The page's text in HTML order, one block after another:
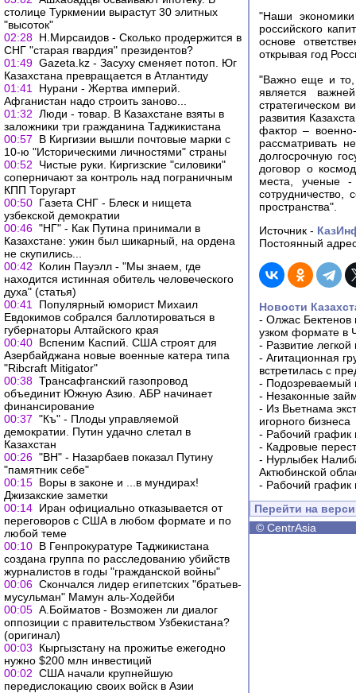
столице Туркмении вырастут 30 элитных
"высоток"
02:28 Н.Мирсаидов - Сколько продержится в
СНГ "старая гвардия" президентов?
01:49 Gazeta.kz - Засуху сменяет потоп. Юг
Казахстана превращается в Атлантиду
01:41
Нурани - Жертва империй.
Афганистан надо строить заново...
01:32 Люди - товар. В Казахстане взяты в
заложники три гражданина Таджикистана
00:57
В Киргизии вышли почтовые марки с
10-ю "Историческими личностями" страны
00:52
Чистые руки. Киргизские "силовики"
соперничают за контроль над пограничным
КПП Торугарт
00:50 Газета СНГ - Блеск и нищета
узбекской демократии
00:46 "НГ" - Как Путина принимали в
Казахстане: ужин был шикарный, на ордена
не скупились...
00:42
Колин Пауэлл - "Мы знаем, где
находится истинная обитель человеческого
духа" (статья)
00:41
Популярный юморист Михаил
Евдокимов собрался баллотироваться в
губернаторы Алтайского края
00:40 Вспеним Каспий. США строят для
Азербайджана новые военные катера типа
"Ribcraft Mitigator"
00:38 Трансафганский газопровод
объединит Южную Азию. АБР начинает
финансирование
00:37 "Къ" - Плоды управляемой
демократии. Путин удачно слетал в
Казахстан
00:26 "ВН" - Назарбаев показал Путину
"памятник себе"
00:15 Воры в законе и ...в мундирах!
Джизакские заметки
00:14 Иран официально отказывается от
переговоров с США в любом формате и по
любой теме
00:10 В Генпрокуратуре Таджикистана
создана группа по расследованию убийств
журналистов в годы "гражданской войны"
00:06 Скончался лидер египетских "братьев-
мусульман" Мамун аль-Ходейби
00:05 А.Бойматов - Возможен ли диалог
оппозиции с правительством Узбекистана?
(оригинал)
00:03
Кыргызстану на прожитье ежегодно
нужно $200 млн инвестиций
00:02 США начали крупнейшую
передислокацию своих войск в Азии
"Наши
российского
основе
открывая год
"Важно еще и то,
является
стратегическом
развития
фактор –
рассматривать
долгосрочную
договор о
места, ученые -
сотрудничество,
пространства".
Источник -
Постоянный
Новости
- Олжас Бектенов
узком формате в
- Развитие
- Агитационная
встретилась с
- Подозреваемый
- Незаконные
- Из Вьетнама
игорного бизнеса
- Рабочий график
- Кадровые
- Нурлыбек
Актюбинской
- Рабочий график
Перейти на
© CentrAsia